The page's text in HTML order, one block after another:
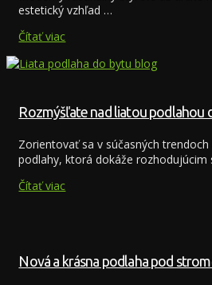
estetický vzhľad …
Čítať viac
Rozmýšľate nad liatou podlahou
Zorientovať sa v súčasných
podlahy, ktorá dokáže
Čítať viac
Nová a krásna podlaha pod